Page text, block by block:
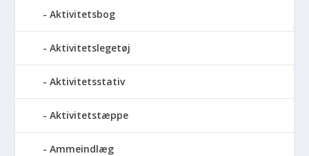
Aktivitetsbog
Aktivitetslegetøj
Aktivitetsstativ
Aktivitetstæppe
Ammeindlæg